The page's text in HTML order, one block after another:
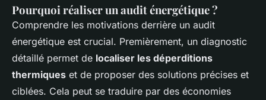
Pourquoi réaliser un audit énergétique ?
Comprendre les motivations derrière un audit
énergétique est crucial. Premièrement, un diagnostic
détaillé permet de localiser les déperditions
thermiques et de proposer des solutions précises et
ciblées. Cela peut se traduire par des économies